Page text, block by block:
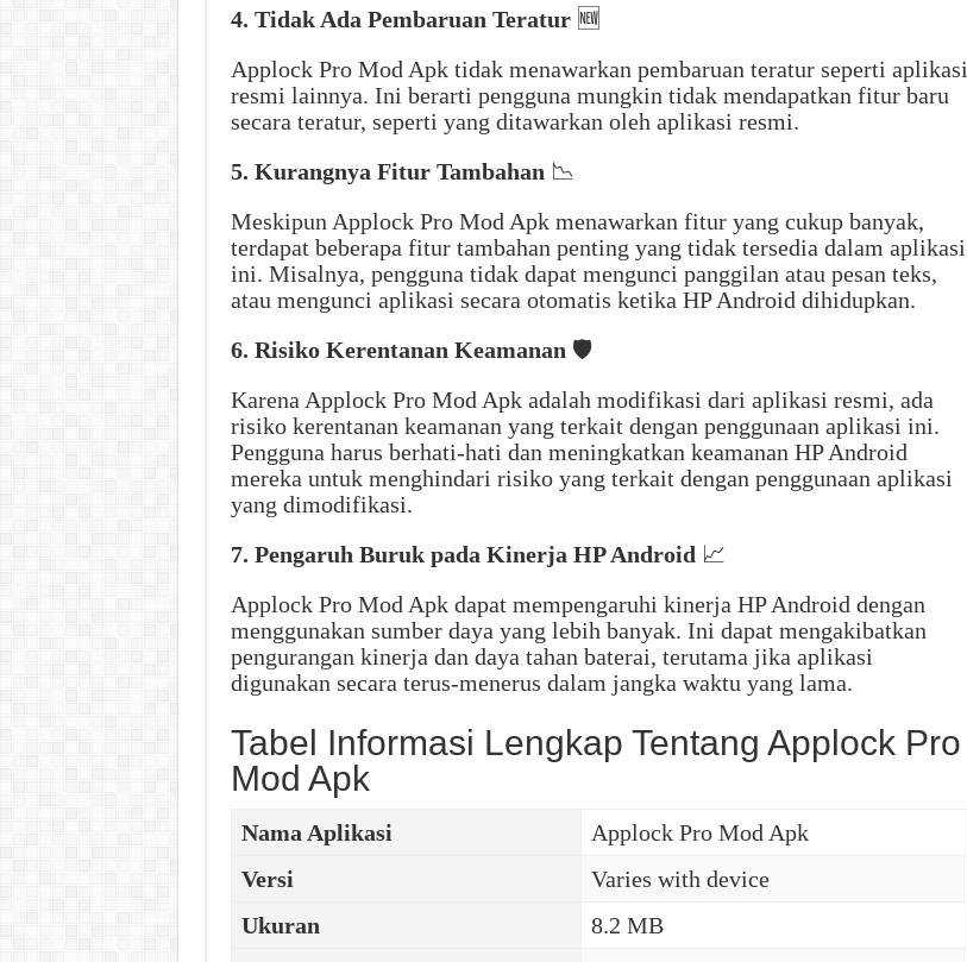
4. Tidak Ada Pembaruan Teratur🆕
Applock Pro Mod Apk tidak menawarkan pembaruan teratur seperti aplikasi
resmi lainnya. Ini berarti pengguna mungkin tidak mendapatkan fitur baru
secara teratur, seperti yang ditawarkan oleh aplikasi resmi.
5. Kurangnya Fitur Tambahan 📉
Meskipun Applock Pro Mod Apk menawarkan fitur yang cukup banyak,
terdapat beberapa fitur tambahan penting yang tidak tersedia dalam aplikasi
ini. Misalnya, pengguna tidak dapat mengunci panggilan atau pesan teks,
atau mengunci aplikasi secara otomatis ketika HP Android dihidupkan.
6. Risiko Kerentanan Keamanan 🛡️
Karena Applock Pro Mod Apk adalah modifikasi dari aplikasi resmi, ada
risiko kerentanan keamanan yang terkait dengan penggunaan aplikasi ini.
Pengguna harus berhati-hati dan meningkatkan keamanan HP Android
mereka untuk menghindari risiko yang terkait dengan penggunaan aplikasi
yang dimodifikasi.
7. Pengaruh Buruk pada Kinerja HP Android 📈
Applock Pro Mod Apk dapat mempengaruhi kinerja HP Android dengan
menggunakan sumber daya yang lebih banyak. Ini dapat mengakibatkan
pengurangan kinerja dan daya tahan baterai, terutama jika aplikasi
digunakan secara terus-menerus dalam jangka waktu yang lama.
Tabel Informasi Lengkap Tentang Applock Pro
Mod Apk
Nama Aplikasi
Applock Pro Mod Apk
Versi
Varies with device
Ukuran
8.2 MB